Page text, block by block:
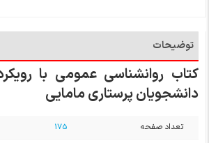
توضیحات
کتاب روانشناسی عمومی با
دانشجویان پرستاری مامایی
تعداد صفحه
175